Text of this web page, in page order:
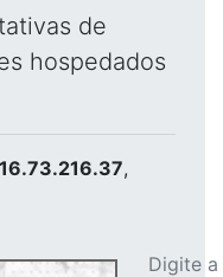
de
hospedados
,
Digite